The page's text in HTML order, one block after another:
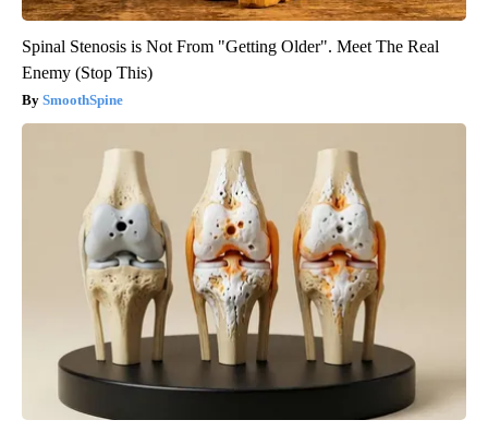
Spinal Stenosis is Not From "Getting Older". Meet The Real
Enemy (Stop This)
SmoothSpine